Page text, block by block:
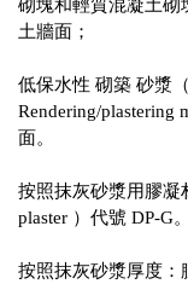
砌塊和輕質混凝土砌
土牆面；
低保水性 砌築 砂漿
Rendering/plastering
面。
按照抹灰砂漿用膠凝
plaster ）代號 DP-G。
按照抹灰砂漿厚度：